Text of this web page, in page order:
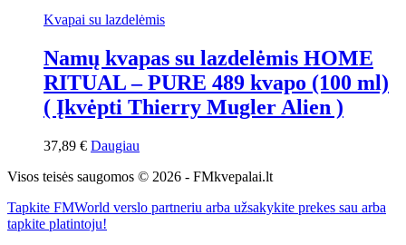
Kvapai su lazdelėmis
Namų kvapas su lazdelėmis HOME
RITUAL – PURE 489 kvapo (100 ml)
( Įkvėpti Thierry Mugler Alien )
37,89 € Daugiau
Visos teisės saugomos © 2026 - FMkvepalai.lt
Tapkite FMWorld verslo partneriu arba užsakykite prekes sau arba
tapkite platintoju!